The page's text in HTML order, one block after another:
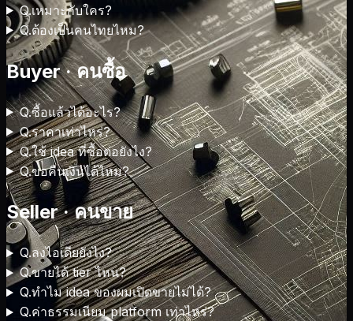
Q.เหมาะกับใคร?
Q.ต้องเป็นคนไทยไหม?
Buyer · คนซื้อ
Q.ซื้อแล้วได้อะไร?
Q.ราคาเท่าไหร่?
Q.ใช้ idea ที่ซื้อต่อยังไง?
Q.ขอคืนเงินได้ไหม?
Seller · คนขาย
Q.ลงไอเดียยังไง?
Q.ขายได้ tier ไหน?
Q.ทำไม idea ของผมเปิดขายไม่ได้?
Q.ค่าธรรมเนียม platform เท่าไหร่?